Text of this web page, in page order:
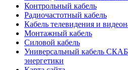
Контрольный кабель
Радиочастотный кабель
Кабель телевидения и
Монтажный кабель
Силовой кабель
Универсальный кабель
энергетики